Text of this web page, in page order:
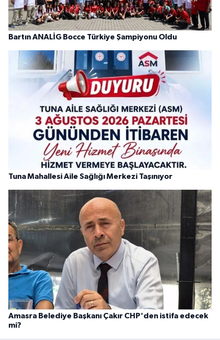
Bartın ANALİG Bocce Türkiye Şampiyonu Oldu
Tuna Mahallesi Aile Sağlığı Merkezi Taşınıyor
Amasra Belediye Başkanı Çakır CHP'den istifa edecek
mi?